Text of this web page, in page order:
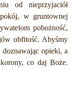
od nieprzyjaciół
w gruntownej
pobożność,
obfitość. Abyśmy
opieki, a
co daj Boże.